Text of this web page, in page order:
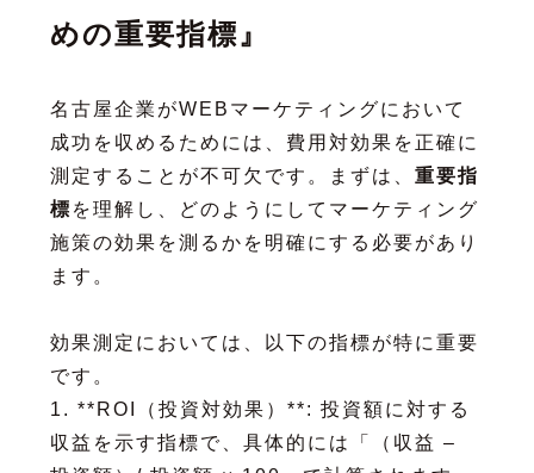
めの重要指標』
名古屋企業がWEBマーケティングにおいて
成功を収めるためには、費用対効果を正確に
測定することが不可欠です。まずは、 重要指
標 を理解し、どのようにしてマーケティング
施策の効果を測るかを明確にする必要があり
ます。
効果測定においては、以下の指標が特に重要
です。
1. **ROI（投資対効果）**: 投資額に対する
収益を示す指標で、具体的には「（収益 –